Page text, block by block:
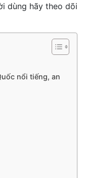
dùng hãy theo dõi
nổi tiếng, an